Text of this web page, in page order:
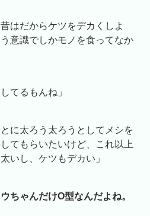
はだからケツをデカくしよ
意識でしかモノを食ってなか
てるもんね」
とに太ろう太ろうとしてメシを
てもらいたいけど、これ以上
いし、ケツもデカい」
ちゃんだけO型なんだよね。